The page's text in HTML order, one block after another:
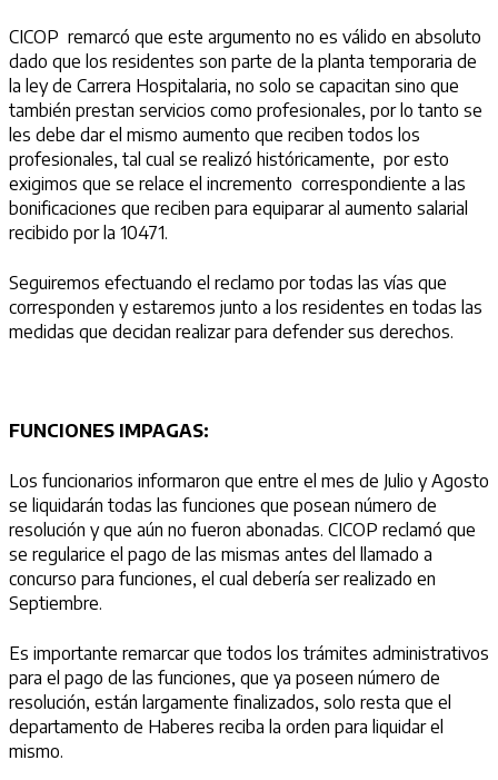
CICOP remarcó que este argumento no es válido en absoluto
dado que los residentes son parte de la planta temporaria de
la ley de Carrera Hospitalaria, no solo se capacitan sino que
también prestan servicios como profesionales, por lo tanto se
les debe dar el mismo aumento que reciben todos los
profesionales, tal cual se realizó históricamente, por esto
exigimos que se relace el incremento correspondiente a las
bonificaciones que reciben para equiparar al aumento salarial
recibido por la 10471.
Seguiremos efectuando el reclamo por todas las vías que
corresponden y estaremos junto a los residentes en todas las
medidas que decidan realizar para defender sus derechos.
FUNCIONES IMPAGAS:
Los funcionarios informaron que entre el mes de Julio y Agosto
se liquidarán todas las funciones que posean número de
resolución y que aún no fueron abonadas. CICOP reclamó que
se regularice el pago de las mismas antes del llamado a
concurso para funciones, el cual debería ser realizado en
Septiembre.
Es importante remarcar que todos los trámites administrativos
para el pago de las funciones, que ya poseen número de
resolución, están largamente finalizados, solo resta que el
departamento de Haberes reciba la orden para liquidar el
mismo.